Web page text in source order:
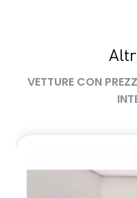
VETTURE CON